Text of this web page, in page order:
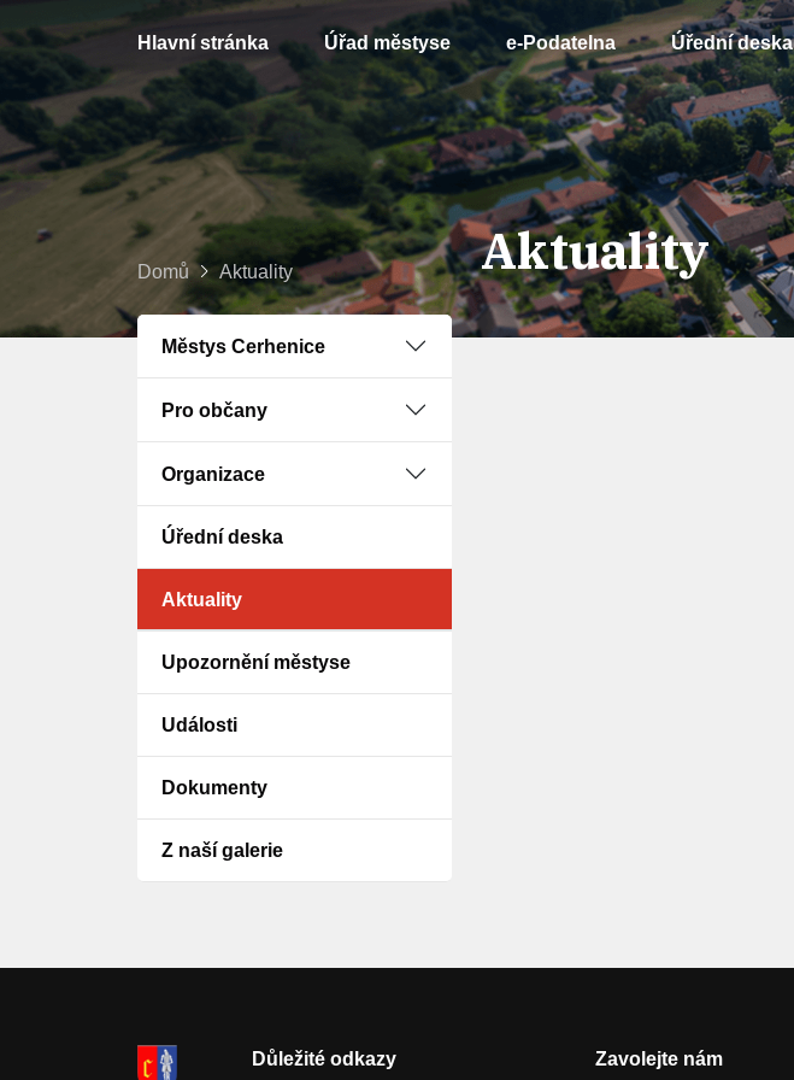
Hlavní stránka Úřad městyse e-Podatelna Úřední deska
Domů Aktuality Aktuality
Městys Cerhenice
Pro občany
Organizace
Úřední deska
Aktuality
Upozornění městyse
Události
Dokumenty
Z naší galerie
Důležité odkazy Zavolejte nám